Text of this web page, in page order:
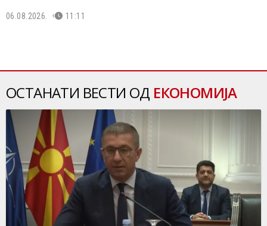
06.08.2026. 11:11
ОСТАНАТИ ВЕСТИ ОД ЕКОНОМИЈА